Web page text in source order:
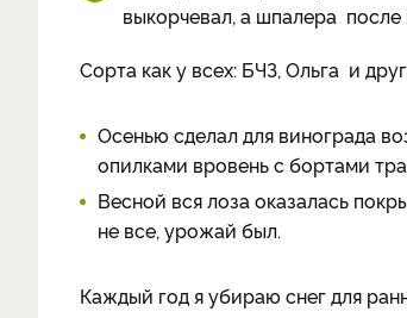
выкорчевал, а шпалера после
Сорта как у всех: БЧЗ, Ольга и
Осенью сделал для винограда
опилками вровень с бортами
Весной вся лоза оказалась
не все, урожай был.
Каждый год я убираю снег для